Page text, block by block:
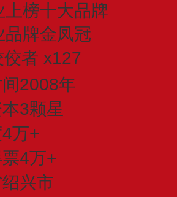
上榜十大品牌
品牌金凤冠
者 x127
2008年
3颗星
万+
4万+
兴市